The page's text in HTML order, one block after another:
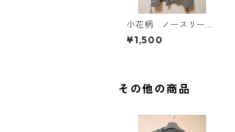
小花柄 ノースリーブ
ワンピース ４Ｌ ブ
ラック KAE-4819
¥1,500
その他の商品